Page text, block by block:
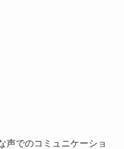
声でのコミュニケーショ